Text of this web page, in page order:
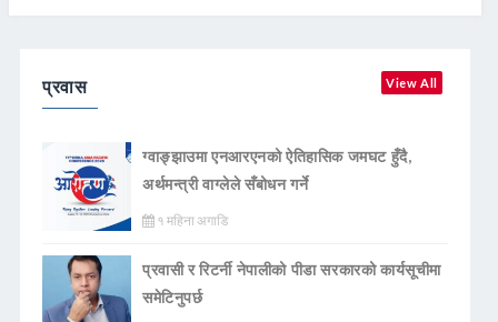
प्रवास View All
ग्वाङ्झाउमा एनआरएनको ऐतिहासिक जमघट हुँदै,
अर्थमन्त्री वाग्लेले सँबोधन गर्ने
१ महिना अगाडि
प्रवासी र रिटर्नी नेपालीको पीडा सरकारको कार्यसूचीमा
समेटिनुपर्छ